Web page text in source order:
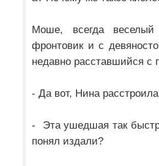
Моше, всегда
фронтовик и с
недавно расставшийся с
- Да вот, Нина
- Эта ушедшая так
понял издали?